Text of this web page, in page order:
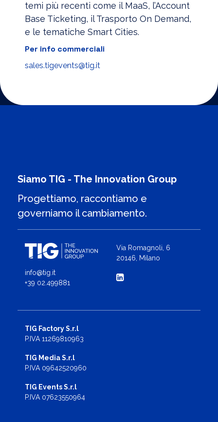
temi più recenti come il MaaS, l’Account
Base Ticketing, il Trasporto On Demand,
e le tematiche Smart Cities.
Per info commerciali
sales.tigevents@tig.it
Siamo TIG - The Innovation Group
Progettiamo, raccontiamo e
governiamo il cambiamento.
info@tig.it
+39 02.499881
Via Romagnoli, 6
20146, Milano
TIG Factory S.r.l
P.IVA 11269810963
TIG Media S.r.l
P.IVA 09642520960
TIG Events S.r.l
P.IVA 07623550964